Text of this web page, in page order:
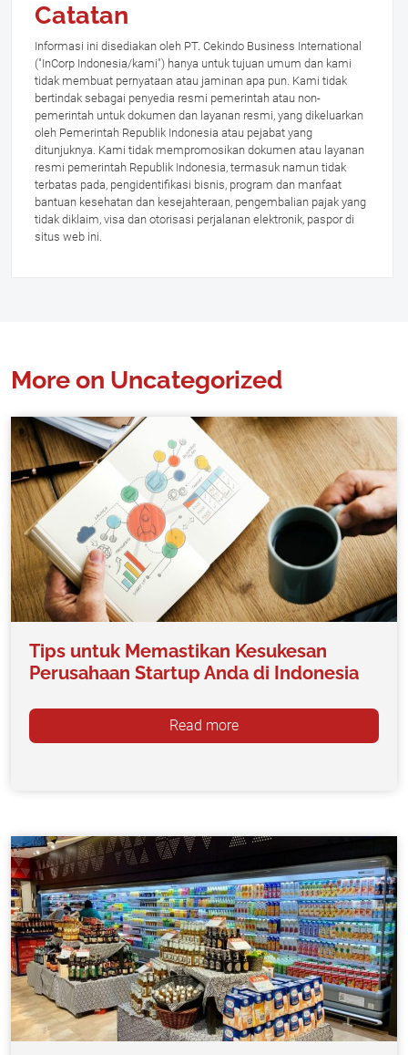
Catatan
Informasi ini disediakan oleh PT. Cekindo Business International
("InCorp Indonesia/kami") hanya untuk tujuan umum dan kami
tidak membuat pernyataan atau jaminan apa pun. Kami tidak
bertindak sebagai penyedia resmi pemerintah atau non-
pemerintah untuk dokumen dan layanan resmi, yang dikeluarkan
oleh Pemerintah Republik Indonesia atau pejabat yang
ditunjuknya. Kami tidak mempromosikan dokumen atau layanan
resmi pemerintah Republik Indonesia, termasuk namun tidak
terbatas pada, pengidentifikasi bisnis, program dan manfaat
bantuan kesehatan dan kesejahteraan, pengembalian pajak yang
tidak diklaim, visa dan otorisasi perjalanan elektronik, paspor di
situs web ini.
More on Uncategorized
Tips untuk Memastikan Kesukesan
Perusahaan Startup Anda di Indonesia
Read more